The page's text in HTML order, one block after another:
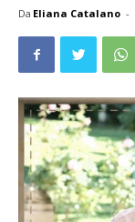
Da Eliana Catalano -